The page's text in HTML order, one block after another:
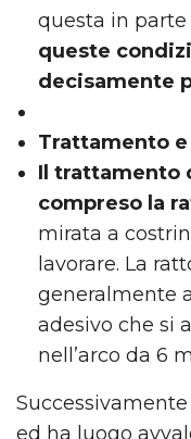
questa in parte
queste
decisamente
Trattamento e
Il trattamento
compreso la
mirata a
lavorare. La
generalmente
adesivo che si
nell’arco da 6
ed ha luogo